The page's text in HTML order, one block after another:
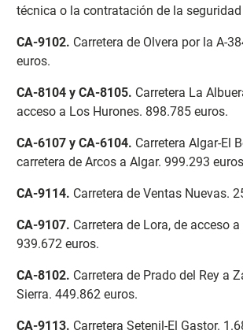
técnica o la contratación de la
CA-9102. Carretera de Olvera por la A-
euros.
CA-8104 y CA-8105. Carretera La
acceso a Los Hurones. 898.785 euros.
CA-6107 y CA-6104. Carretera Algar-El
carretera de Arcos a Algar. 999.293
CA-9114. Carretera de Ventas Nuevas.
CA-9107. Carretera de Lora, de acceso
939.672 euros.
CA-8102. Carretera de Prado del Rey a
Sierra. 449.862 euros.
CA-9113. Carretera Setenil-El Gastor.